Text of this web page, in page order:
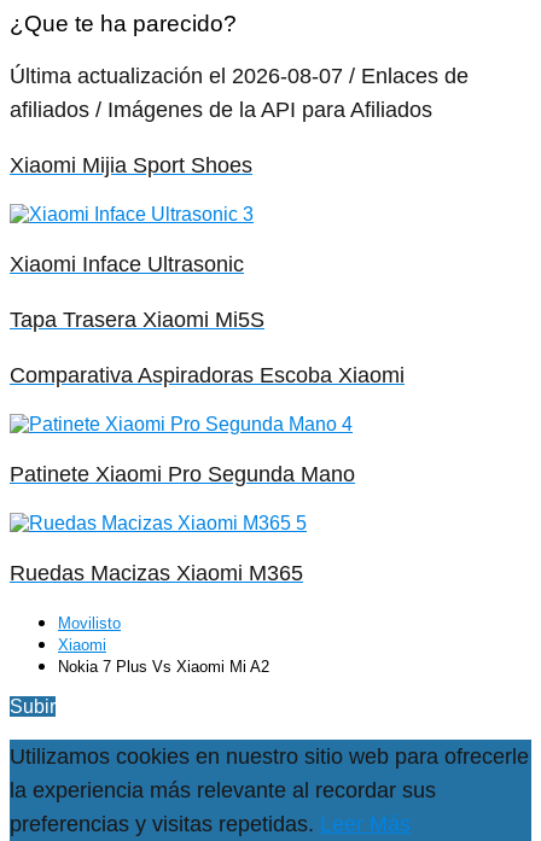
¿Que te ha parecido?
Última actualización el 2026-08-07 / Enlaces de
afiliados / Imágenes de la API para Afiliados
Xiaomi Mijia Sport Shoes
Xiaomi Inface Ultrasonic
Tapa Trasera Xiaomi Mi5S
Comparativa Aspiradoras Escoba Xiaomi
Patinete Xiaomi Pro Segunda Mano
Ruedas Macizas Xiaomi M365
Movilisto
Xiaomi
Nokia 7 Plus Vs Xiaomi Mi A2
Subir
Utilizamos cookies en nuestro sitio web para ofrecerle
la experiencia más relevante al recordar sus
preferencias y visitas repetidas. Leer Más